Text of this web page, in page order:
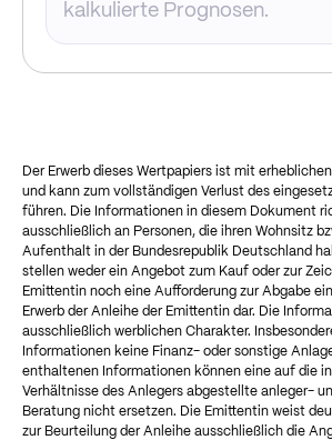
kalkulierte Prognosen.
Der Erwerb dieses Wertpapiers ist mit
und kann zum vollständigen Verlust des
führen. Die Informationen in diesem Dokument
ausschließlich an Personen, die ihren Wohnsitz
Aufenthalt in der Bundesrepublik Deutschland
stellen weder ein Angebot zum Kauf oder zur
Emittentin noch eine Aufforderung zur Abgabe
Erwerb der Anleihe der Emittentin dar. Die
ausschließlich werblichen Charakter.
Informationen keine Finanz- oder sonstige
enthaltenen Informationen können eine auf die
Verhältnisse des Anlegers abgestellte anleger-
Beratung nicht ersetzen. Die Emittentin weist
zur Beurteilung der Anleihe ausschließlich die